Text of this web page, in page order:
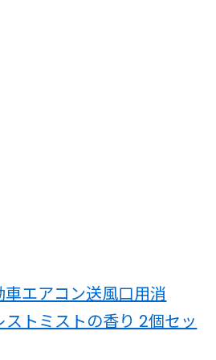
エアコン送風口用消
トミストの香り 2個セッ